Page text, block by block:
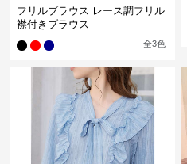
フリルブラウス レース調フリル
襟付きブラウス
全3色